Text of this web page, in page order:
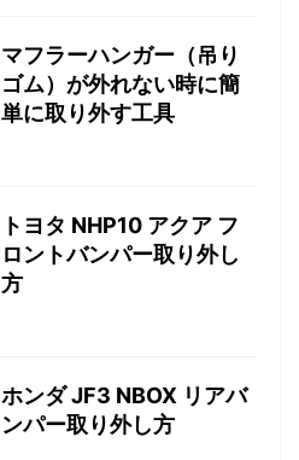
マフラーハンガー（吊り
ゴム）が外れない時に簡
単に取り外す工具
トヨタ NHP10 アクア フ
ロントバンパー取り外し
方
ホンダ JF3 NBOX リアバ
ンパー取り外し方